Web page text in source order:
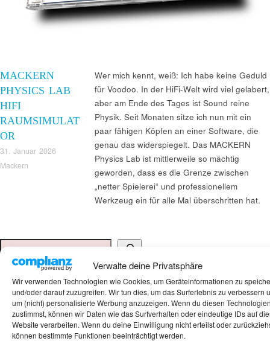
Verwalte deine Privatsphäre
Wir verwenden Technologien wie Cookies, um Geräteinformationen zu
und/oder darauf zuzugreifen. Wir tun dies, um das Surferlebnis zu verbessern
um (nicht) personalisierte Werbung anzuzeigen. Wenn du diesen
zustimmst, können wir Daten wie das Surfverhalten oder eindeutige IDs auf
Website verarbeiten. Wenn du deine Einwilligung nicht erteilst oder
können bestimmte Funktionen beeinträchtigt werden.
MACKERN
PHYSICS LAB
HIFI
RAUMSIMULAT
OR
31. Januar 2026
Mackern
Wer mich kennt, weiß: Ich habe keine Geduld
für Voodoo. In der HiFi-Welt wird viel gelabert,
aber am Ende des Tages ist Sound reine
Physik. Seit Monaten sitze ich nun mit ein
paar fähigen Köpfen an einer Software, die
genau das widerspiegelt. Das MACKERN
Physics Lab ist mittlerweile so mächtig
geworden, dass es die Grenze zwischen
„netter Spielerei“ und professionellem
Werkzeug ein für alle Mal überschritten hat.
Suchen
ANKAUF HIFI & HIGH GERÄTE: +491794761922